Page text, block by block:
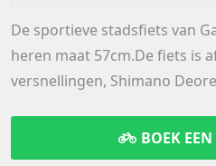
De sportieve stadsfiets van
heren maat 57cm.De fiets is
versnellingen, Shimano
BOEK